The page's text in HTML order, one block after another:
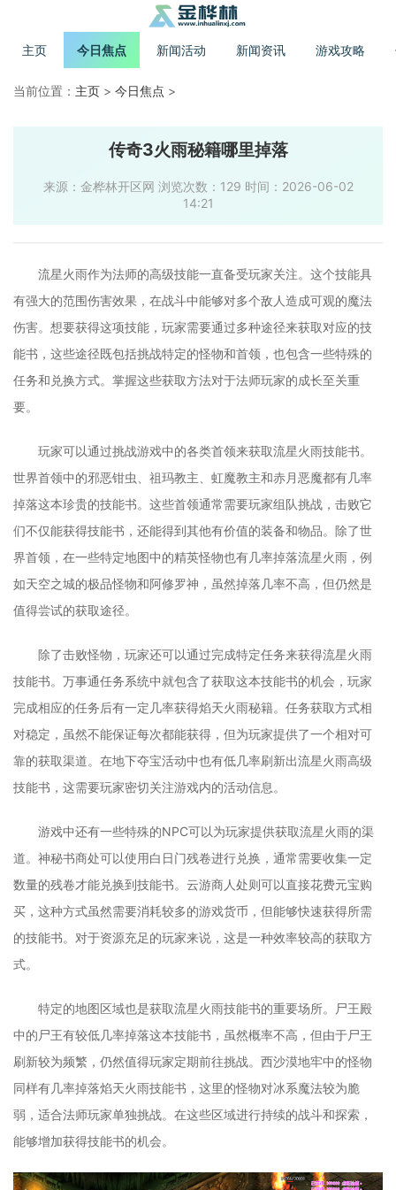
主页 今日焦点 新闻活动 新闻资讯 游戏攻略
当前位置： 主页 > 今日焦点 >
传奇3火雨秘籍哪里掉落
来源：金桦林开区网 浏览次数：129 时间：2026-06-02
14:21
流星火雨作为法师的高级技能一直备受玩家关注。这个技能具
有强大的范围伤害效果，在战斗中能够对多个敌人造成可观的魔法
伤害。想要获得这项技能，玩家需要通过多种途径来获取对应的技
能书，这些途径既包括挑战特定的怪物和首领，也包含一些特殊的
任务和兑换方式。掌握这些获取方法对于法师玩家的成长至关重
要。
玩家可以通过挑战游戏中的各类首领来获取流星火雨技能书。
世界首领中的邪恶钳虫、祖玛教主、虹魔教主和赤月恶魔都有几率
掉落这本珍贵的技能书。这些首领通常需要玩家组队挑战，击败它
们不仅能获得技能书，还能得到其他有价值的装备和物品。除了世
界首领，在一些特定地图中的精英怪物也有几率掉落流星火雨，例
如天空之城的极品怪物和阿修罗神，虽然掉落几率不高，但仍然是
值得尝试的获取途径。
除了击败怪物，玩家还可以通过完成特定任务来获得流星火雨
技能书。万事通任务系统中就包含了获取这本技能书的机会，玩家
完成相应的任务后有一定几率获得焰天火雨秘籍。任务获取方式相
对稳定，虽然不能保证每次都能获得，但为玩家提供了一个相对可
靠的获取渠道。在地下夺宝活动中也有低几率刷新出流星火雨高级
技能书，这需要玩家密切关注游戏内的活动信息。
游戏中还有一些特殊的NPC可以为玩家提供获取流星火雨的渠
道。神秘书商处可以使用白日门残卷进行兑换，通常需要收集一定
数量的残卷才能兑换到技能书。云游商人处则可以直接花费元宝购
买，这种方式虽然需要消耗较多的游戏货币，但能够快速获得所需
的技能书。对于资源充足的玩家来说，这是一种效率较高的获取方
式。
特定的地图区域也是获取流星火雨技能书的重要场所。尸王殿
中的尸王有较低几率掉落这本技能书，虽然概率不高，但由于尸王
刷新较为频繁，仍然值得玩家定期前往挑战。西沙漠地牢中的怪物
同样有几率掉落焰天火雨技能书，这里的怪物对冰系魔法较为脆
弱，适合法师玩家单独挑战。在这些区域进行持续的战斗和探索，
能够增加获得技能书的机会。